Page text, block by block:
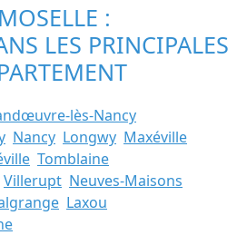
:
LES PRINCIPALES
lès-Nancy
Nancy Longwy Maxéville
Tomblaine
Villerupt Neuves-Maisons
Laxou